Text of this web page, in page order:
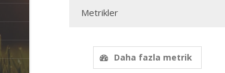
Metrikler
Daha fazla metrik